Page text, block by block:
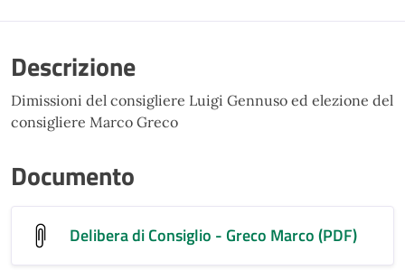
Descrizione
Dimissioni del consigliere Luigi Gennuso ed elezione del
consigliere Marco Greco
Documento
Delibera di Consiglio - Greco Marco (PDF)